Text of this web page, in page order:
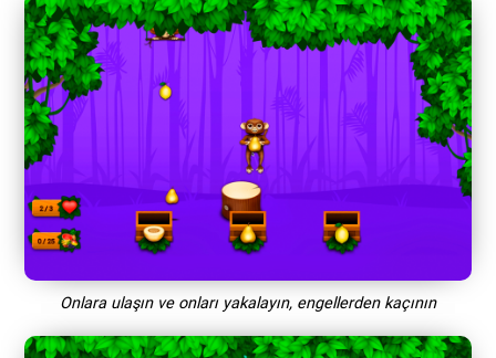
Onlara ulaşın ve onları yakalayın, engellerden kaçının